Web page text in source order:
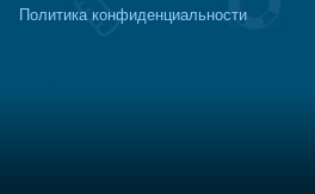
Политика конфиденциальности